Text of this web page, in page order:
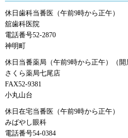
休日歯科当番医（午前9時から正午）
舘歯科医院
電話番号52-2870
神明町
休日当番薬局（午前9時から正午）（開
さくら薬局七尾店
FAX52-9381
小丸山台
休日在宅当番医（午前9時から正午）
みばやし眼科
電話番号54-0384